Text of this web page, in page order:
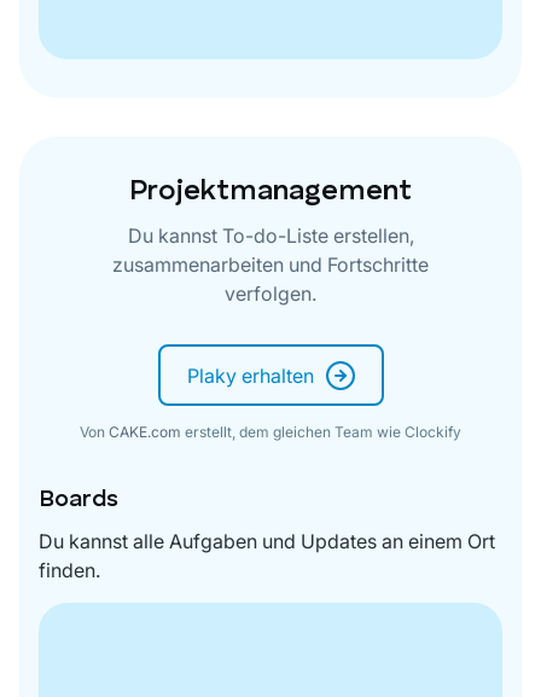
Projektmanagement
Du kannst To-do-Liste erstellen,
zusammenarbeiten und Fortschritte
verfolgen.
Plaky erhalten
Von CAKE.com erstellt, dem gleichen Team wie Clockify
Boards
Du kannst alle Aufgaben und Updates an einem Ort
finden.